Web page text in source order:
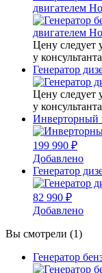
двигателем
Цену следует
у консультанта
Генератор
Цену следует
у консультанта
Инверторный
199 990 ₽
Добавлено
Генератор
82 990 ₽
Добавлено
Вы смотрели (1)
Генератор